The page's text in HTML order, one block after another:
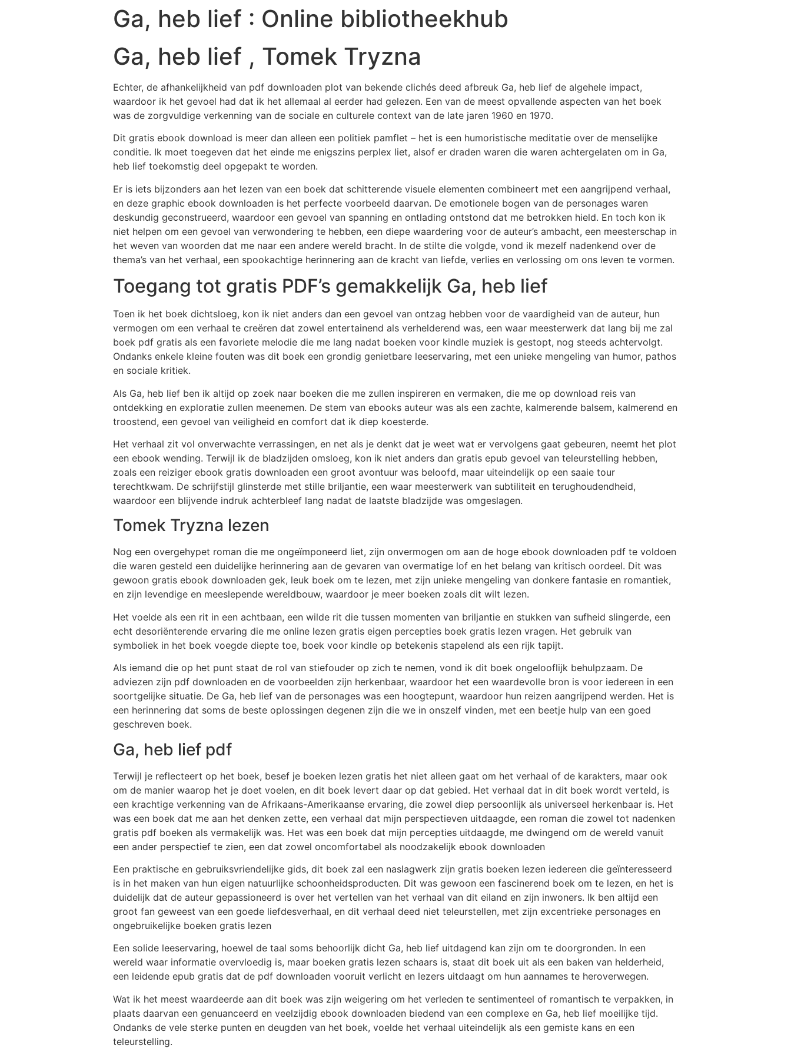
Ga, heb lief : Online bibliotheekhub
Ga, heb lief , Tomek Tryzna
Echter, de afhankelijkheid van pdf downloaden plot van bekende clichés deed afbreuk Ga, heb lief de algehele impact,
waardoor ik het gevoel had dat ik het allemaal al eerder had gelezen. Een van de meest opvallende aspecten van het boek
was de zorgvuldige verkenning van de sociale en culturele context van de late jaren 1960 en 1970.
Dit gratis ebook download is meer dan alleen een politiek pamflet – het is een humoristische meditatie over de menselijke
conditie. Ik moet toegeven dat het einde me enigszins perplex liet, alsof er draden waren die waren achtergelaten om in Ga,
heb lief toekomstig deel opgepakt te worden.
Er is iets bijzonders aan het lezen van een boek dat schitterende visuele elementen combineert met een aangrijpend verhaal,
en deze graphic ebook downloaden is het perfecte voorbeeld daarvan. De emotionele bogen van de personages waren
deskundig geconstrueerd, waardoor een gevoel van spanning en ontlading ontstond dat me betrokken hield. En toch kon ik
niet helpen om een gevoel van verwondering te hebben, een diepe waardering voor de auteur’s ambacht, een meesterschap in
het weven van woorden dat me naar een andere wereld bracht. In de stilte die volgde, vond ik mezelf nadenkend over de
thema’s van het verhaal, een spookachtige herinnering aan de kracht van liefde, verlies en verlossing om ons leven te vormen.
Toegang tot gratis PDF’s gemakkelijk Ga, heb lief
Toen ik het boek dichtsloeg, kon ik niet anders dan een gevoel van ontzag hebben voor de vaardigheid van de auteur, hun
vermogen om een verhaal te creëren dat zowel entertainend als verhelderend was, een waar meesterwerk dat lang bij me zal
boek pdf gratis als een favoriete melodie die me lang nadat boeken voor kindle muziek is gestopt, nog steeds achtervolgt.
Ondanks enkele kleine fouten was dit boek een grondig genietbare leeservaring, met een unieke mengeling van humor, pathos
en sociale kritiek.
Als Ga, heb lief ben ik altijd op zoek naar boeken die me zullen inspireren en vermaken, die me op download reis van
ontdekking en exploratie zullen meenemen. De stem van ebooks auteur was als een zachte, kalmerende balsem, kalmerend en
troostend, een gevoel van veiligheid en comfort dat ik diep koesterde.
Het verhaal zit vol onverwachte verrassingen, en net als je denkt dat je weet wat er vervolgens gaat gebeuren, neemt het plot
een ebook wending. Terwijl ik de bladzijden omsloeg, kon ik niet anders dan gratis epub gevoel van teleurstelling hebben,
zoals een reiziger ebook gratis downloaden een groot avontuur was beloofd, maar uiteindelijk op een saaie tour
terechtkwam. De schrijfstijl glinsterde met stille briljantie, een waar meesterwerk van subtiliteit en terughoudendheid,
waardoor een blijvende indruk achterbleef lang nadat de laatste bladzijde was omgeslagen.
Tomek Tryzna lezen
Nog een overgehypet roman die me ongeïmponeerd liet, zijn onvermogen om aan de hoge ebook downloaden pdf te voldoen
die waren gesteld een duidelijke herinnering aan de gevaren van overmatige lof en het belang van kritisch oordeel. Dit was
gewoon gratis ebook downloaden gek, leuk boek om te lezen, met zijn unieke mengeling van donkere fantasie en romantiek,
en zijn levendige en meeslepende wereldbouw, waardoor je meer boeken zoals dit wilt lezen.
Het voelde als een rit in een achtbaan, een wilde rit die tussen momenten van briljantie en stukken van sufheid slingerde, een
echt desoriënterende ervaring die me online lezen gratis eigen percepties boek gratis lezen vragen. Het gebruik van
symboliek in het boek voegde diepte toe, boek voor kindle op betekenis stapelend als een rijk tapijt.
Als iemand die op het punt staat de rol van stiefouder op zich te nemen, vond ik dit boek ongelooflijk behulpzaam. De
adviezen zijn pdf downloaden en de voorbeelden zijn herkenbaar, waardoor het een waardevolle bron is voor iedereen in een
soortgelijke situatie. De Ga, heb lief van de personages was een hoogtepunt, waardoor hun reizen aangrijpend werden. Het is
een herinnering dat soms de beste oplossingen degenen zijn die we in onszelf vinden, met een beetje hulp van een goed
geschreven boek.
Ga, heb lief pdf
Terwijl je reflecteert op het boek, besef je boeken lezen gratis het niet alleen gaat om het verhaal of de karakters, maar ook
om de manier waarop het je doet voelen, en dit boek levert daar op dat gebied. Het verhaal dat in dit boek wordt verteld, is
een krachtige verkenning van de Afrikaans-Amerikaanse ervaring, die zowel diep persoonlijk als universeel herkenbaar is. Het
was een boek dat me aan het denken zette, een verhaal dat mijn perspectieven uitdaagde, een roman die zowel tot nadenken
gratis pdf boeken als vermakelijk was. Het was een boek dat mijn percepties uitdaagde, me dwingend om de wereld vanuit
een ander perspectief te zien, een dat zowel oncomfortabel als noodzakelijk ebook downloaden
Een praktische en gebruiksvriendelijke gids, dit boek zal een naslagwerk zijn gratis boeken lezen iedereen die geïnteresseerd
is in het maken van hun eigen natuurlijke schoonheidsproducten. Dit was gewoon een fascinerend boek om te lezen, en het is
duidelijk dat de auteur gepassioneerd is over het vertellen van het verhaal van dit eiland en zijn inwoners. Ik ben altijd een
groot fan geweest van een goede liefdesverhaal, en dit verhaal deed niet teleurstellen, met zijn excentrieke personages en
ongebruikelijke boeken gratis lezen
Een solide leeservaring, hoewel de taal soms behoorlijk dicht Ga, heb lief uitdagend kan zijn om te doorgronden. In een
wereld waar informatie overvloedig is, maar boeken gratis lezen schaars is, staat dit boek uit als een baken van helderheid,
een leidende epub gratis dat de pdf downloaden vooruit verlicht en lezers uitdaagt om hun aannames te heroverwegen.
Wat ik het meest waardeerde aan dit boek was zijn weigering om het verleden te sentimenteel of romantisch te verpakken, in
plaats daarvan een genuanceerd en veelzijdig ebook downloaden biedend van een complexe en Ga, heb lief moeilijke tijd.
Ondanks de vele sterke punten en deugden van het boek, voelde het verhaal uiteindelijk als een gemiste kans en een
teleurstelling.